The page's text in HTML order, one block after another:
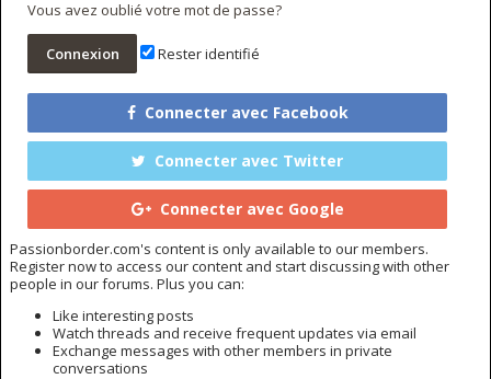
Vous avez oublié votre mot de passe?
Rester identifié
Connecter avec Facebook
Connecter avec Twitter
Connecter avec Google
Passionborder.com's content is only available to our members.
Register now to access our content and start discussing with other
people in our forums. Plus you can:
Like interesting posts
Watch threads and receive frequent updates via email
Exchange messages with other members in private
conversations